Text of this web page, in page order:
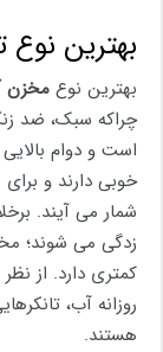
بهترین نوع
بهترین نوعمخزن
است و دوام بالایی
خوبی دارند و
شمار می آیند.
‌زدگی می ‌شوند؛
کمتری دارد. از
هستند.